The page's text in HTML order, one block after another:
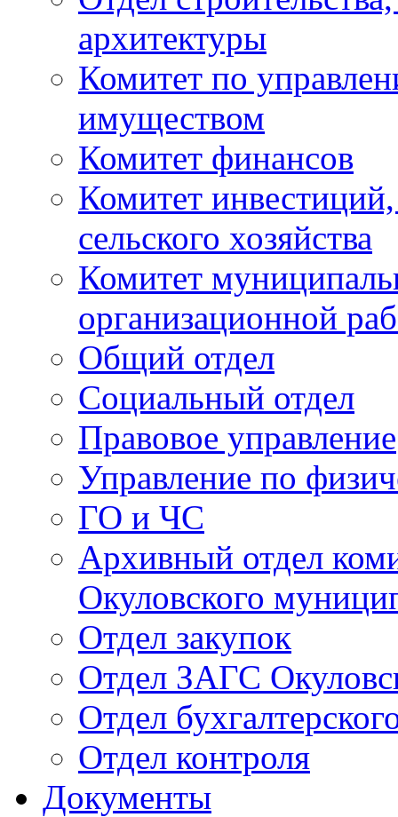
архитектуры
Комитет по
имуществом
Комитет финансов
Комитет
сельского хозяйства
Комитет
организационной
Общий отдел
Социальный отдел
Правовое управление
Управление по
ГО и ЧС
Архивный отдел
Окуловского
Отдел закупок
Отдел ЗАГС
Отдел
Отдел контроля
Документы